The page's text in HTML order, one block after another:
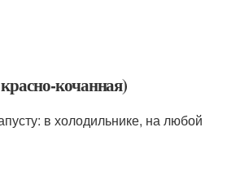
кочанная)
в холодильнике, на любой